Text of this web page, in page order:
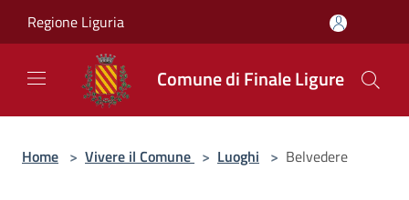
Regione Liguria
Comune di Finale Ligure
Home > Vivere il Comune > Luoghi > Belvedere